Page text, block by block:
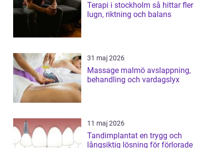
Terapi i stockholm så hittar fler
lugn, riktning och balans
31 maj 2026
Massage malmö avslappning,
behandling och vardagslyx
11 maj 2026
Tandimplantat en trygg och
långsiktig lösning för förlorade